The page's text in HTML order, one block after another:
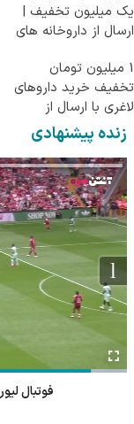
یک میلیون تخفیف |
ارسال از داروخانه های
1 میلیون تومان
تخفیف خرید داروهای
لاغری با ارسال از
داروخانه و پک یخ!
زنده پیشنهادی